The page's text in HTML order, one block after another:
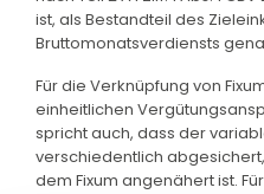
ist, als Bestandteil des
Bruttomonatsverdiensts
Für die Verknüpfung von
einheitlichen
spricht auch, dass der
verschiedentlich
dem Fixum angenähert ist.